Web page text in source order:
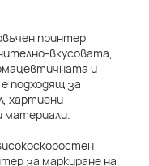
принтер
вкусовата,
и
подходящ за
хартиени
материали.